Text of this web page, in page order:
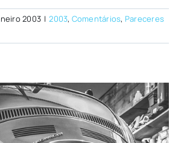
2003 | 2003, Comentários, Pareceres